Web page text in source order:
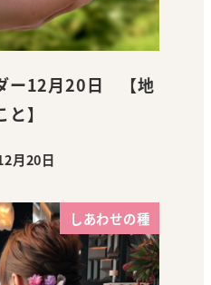
ー12月20日 【地
】
月20日
しあわせの種